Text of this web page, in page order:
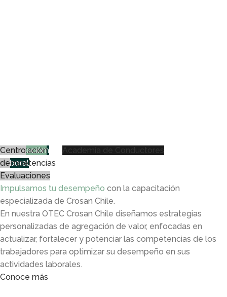
Capacitación
Laboral
Certificación
de
Equipos
Acreditación
Competencias
Centro
de
Evaluaciones
Academia de Conductores
Impulsamos tu desempeño con la capacitación
especializada de Crosan Chile.
En nuestra OTEC Crosan Chile diseñamos estrategias
personalizadas de agregación de valor, enfocadas en
actualizar, fortalecer y potenciar las competencias de los
trabajadores para optimizar su desempeño en sus
actividades laborales.
Conoce más